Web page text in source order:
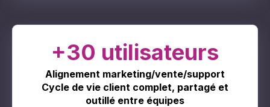
+30 utilisateurs
Alignement marketing/vente/support
Cycle de vie client complet, partagé et
outillé entre équipes